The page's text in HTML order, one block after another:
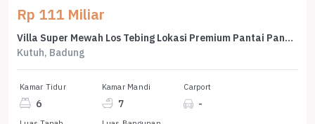
Rp 111 Miliar
Villa Super Mewah Los Tebing Lokasi Premium Pantai Pandawa Bali
Kutuh, Badung
Kamar Tidur
6
Kamar Mandi
7
Carport
-